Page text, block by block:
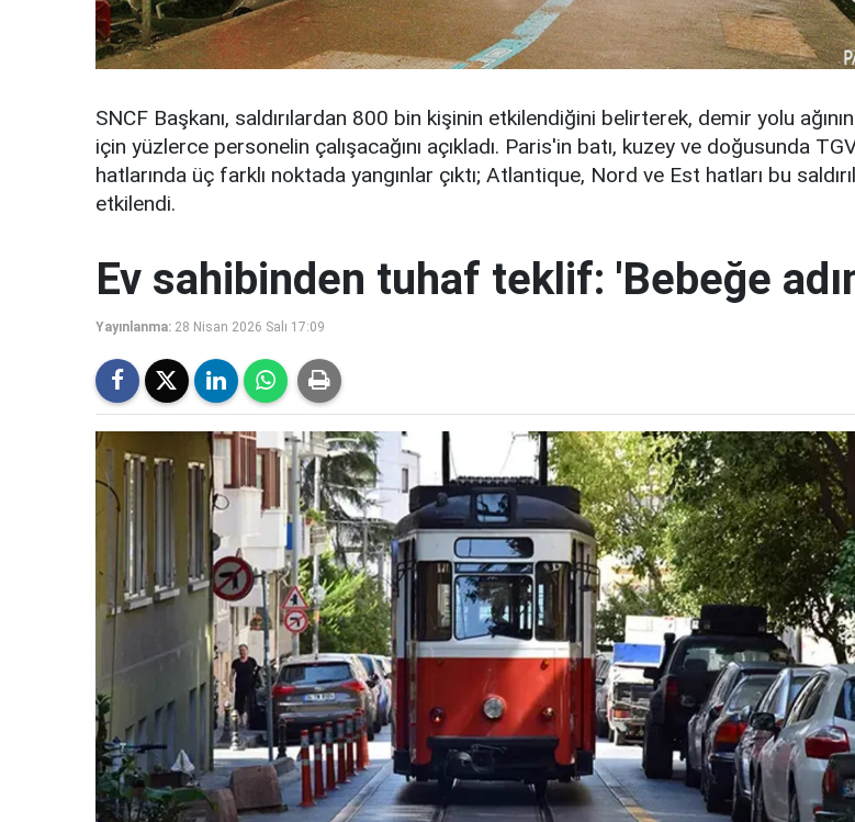
SNCF Başkanı, saldırılardan 800 bin kişinin etkilendiğini belirterek, demir yolu ağının
için yüzlerce personelin çalışacağını açıkladı. Paris'in batı, kuzey ve doğusunda
hatlarında üç farklı noktada yangınlar çıktı; Atlantique, Nord ve Est hatları bu
etkilendi.
Ev sahibinden tuhaf teklif: 'Bebeğe
Yayınlanma: 28 Nisan 2026 Salı 17:09